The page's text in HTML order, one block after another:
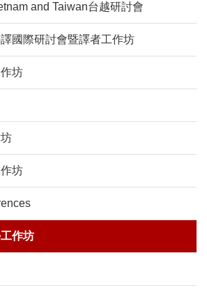
and Taiwan台越研討會
國際研討會暨譯者工作坊
坊
坊
作坊